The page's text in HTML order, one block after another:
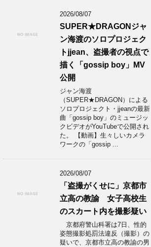
2026/08/07
SUPER★DRAGONジャ
ン海渡のソロプロジェク
トjjean、盗撮者の視点で
描く「gossip boy」MV
公開
ジャン海渡
（SUPER★DRAGON）による
ソロプロジェクト・jjeanの最新
曲「gossip boy」のミュージッ
クビデオがYouTubeで公開され
た。 【動画】生々しいカメラ
ワークの「gossip ...
2026/08/07
「盗撮がくせに」京都市
立高の教諭 女子高校生
のスカート内を撮影疑い
京都府警山科署は7日、性的
姿態撮影処罰法違反（撮影）の
疑いで、京都市立高の教諭の男